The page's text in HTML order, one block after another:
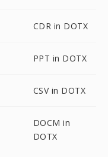
CDR in DOTX
PPT in DOTX
CSV in DOTX
DOCM in
DOTX